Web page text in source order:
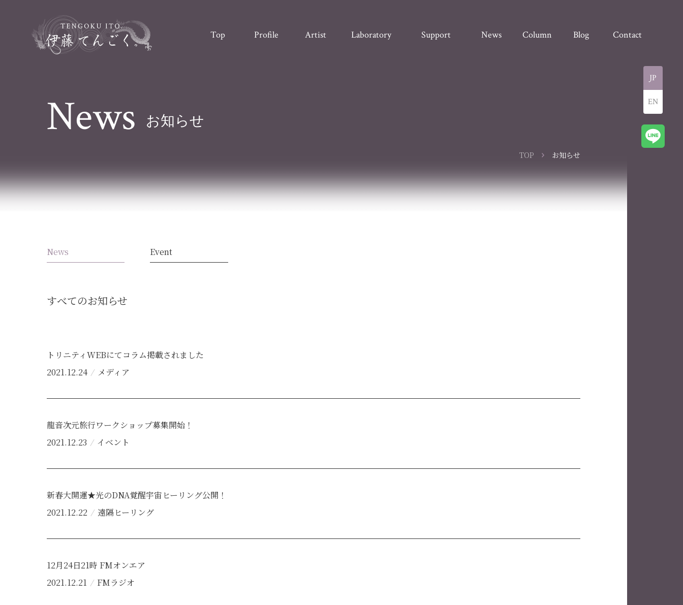
Top Profile Artist Laboratory Support News Column Blog Contact
JP
EN
News お知らせ
TOP お知らせ
News Event
すべてのお知らせ
トリニティWEBにてコラム掲載されました
2021.12.24
メディア
龍音次元旅行ワークショップ募集開始！
2021.12.23
イベント
新春大開運★光のDNA覚醒宇宙ヒーリング公開！
2021.12.22
遠隔ヒーリング
12月24日21時 FMオンエア
2021.12.21
FMラジオ